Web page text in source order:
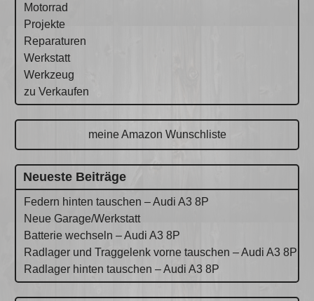
Motorrad
Projekte
Reparaturen
Werkstatt
Werkzeug
zu Verkaufen
meine Amazon Wunschliste
Neueste Beiträge
Federn hinten tauschen – Audi A3 8P
Neue Garage/Werkstatt
Batterie wechseln – Audi A3 8P
Radlager und Traggelenk vorne tauschen – Audi A3 8P
Radlager hinten tauschen – Audi A3 8P